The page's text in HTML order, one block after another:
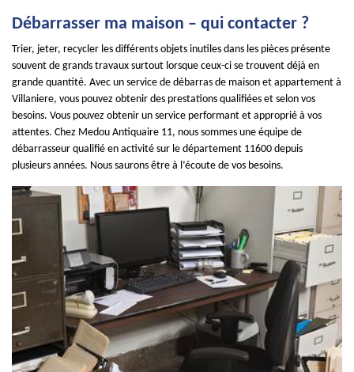
Débarrasser ma maison – qui contacter ?
Trier, jeter, recycler les différents objets inutiles dans les pièces présente
souvent de grands travaux surtout lorsque ceux-ci se trouvent déjà en
grande quantité. Avec un service de débarras de maison et appartement à
Villaniere, vous pouvez obtenir des prestations qualifiées et selon vos
besoins. Vous pouvez obtenir un service performant et approprié à vos
attentes. Chez Medou Antiquaire 11, nous sommes une équipe de
débarrasseur qualifié en activité sur le département 11600 depuis
plusieurs années. Nous saurons être à l’écoute de vos besoins.